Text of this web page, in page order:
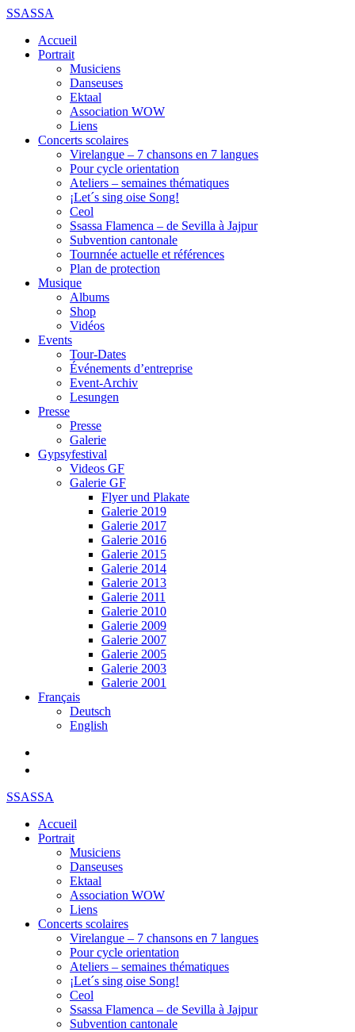
SSASSA
Accueil
Portrait
Musiciens
Danseuses
Ektaal
Association WOW
Liens
Concerts scolaires
Virelangue – 7 chansons en 7 langues
Pour cycle orientation
Ateliers – semaines thématiques
¡Let´s sing oise Song!
Ceol
Ssassa Flamenca – de Sevilla à Jajpur
Subvention cantonale
Tournnée actuelle et références
Plan de protection
Musique
Albums
Shop
Vidéos
Events
Tour-Dates
Événements d’entreprise
Event-Archiv
Lesungen
Presse
Presse
Galerie
Gypsyfestival
Videos GF
Galerie GF
Flyer und Plakate
Galerie 2019
Galerie 2017
Galerie 2016
Galerie 2015
Galerie 2014
Galerie 2013
Galerie 2011
Galerie 2010
Galerie 2009
Galerie 2007
Galerie 2005
Galerie 2003
Galerie 2001
Français
Deutsch
English
SSASSA
Accueil
Portrait
Musiciens
Danseuses
Ektaal
Association WOW
Liens
Concerts scolaires
Virelangue – 7 chansons en 7 langues
Pour cycle orientation
Ateliers – semaines thématiques
¡Let´s sing oise Song!
Ceol
Ssassa Flamenca – de Sevilla à Jajpur
Subvention cantonale